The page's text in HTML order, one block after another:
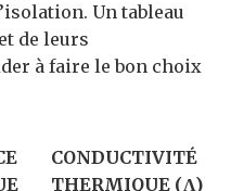
Un tableau
de leurs
à faire le bon choix
CONDUCTIVITÉ
THERMIQUE (Λ)